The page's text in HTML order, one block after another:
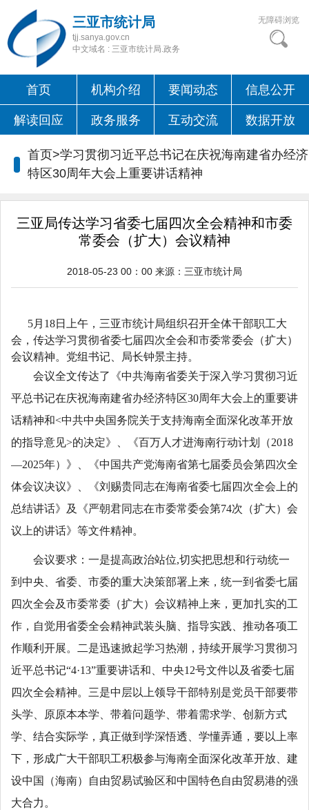
三亚市统计局
tjj.sanya.gov.cn
中文域名 : 三亚市统计局.政务
无障碍浏览
首页 机构介绍 要闻动态 信息公开
解读回应 政务服务 互动交流 数据开放
首页>学习贯彻习近平总书记在庆祝海南建省办经济
特区30周年大会上重要讲话精神
三亚局传达学习省委七届四次全会精神和市委
常委会（扩大）会议精神
2018-05-23 00：00 来源： 三亚市统计局
5月18日上午，三亚市统计局组织召开全体干部职工大
会，传达学习贯彻省委七届四次全会和市委常委会（扩大）
会议精神。党组书记、局长钟景主持。
会议全文传达了《中共海南省委关于深入学习贯彻习近
平总书记在庆祝海南建省办经济特区30周年大会上的重要讲
话精神和<中共中央国务院关于支持海南全面深化改革开放
的指导意见>的决定》、《百万人才进海南行动计划（2018
—2025年）》、《中国共产党海南省第七届委员会第四次全
体会议决议》、《刘赐贵同志在海南省委七届四次全会上的
总结讲话》及《严朝君同志在市委常委会第74次（扩大）会
议上的讲话》等文件精神。
会议要求：一是提高政治站位,切实把思想和行动统一
到中央、省委、市委的重大决策部署上来，统一到省委七届
四次全会及市委常委（扩大）会议精神上来，更加扎实的工
作，自觉用省委全会精神武装头脑、指导实践、推动各项工
作顺利开展。二是迅速掀起学习热潮，持续开展学习贯彻习
近平总书记“4·13”重要讲话和、中央12号文件以及省委七届
四次全会精神。三是中层以上领导干部特别是党员干部要带
头学、原原本本学、带着问题学、带着需求学、创新方式
学、结合实际学，真正做到学深悟透、学懂弄通，要以上率
下，形成广大干部职工积极参与海南全面深化改革开放、建
设中国（海南）自由贸易试验区和中国特色自由贸易港的强
大合力。